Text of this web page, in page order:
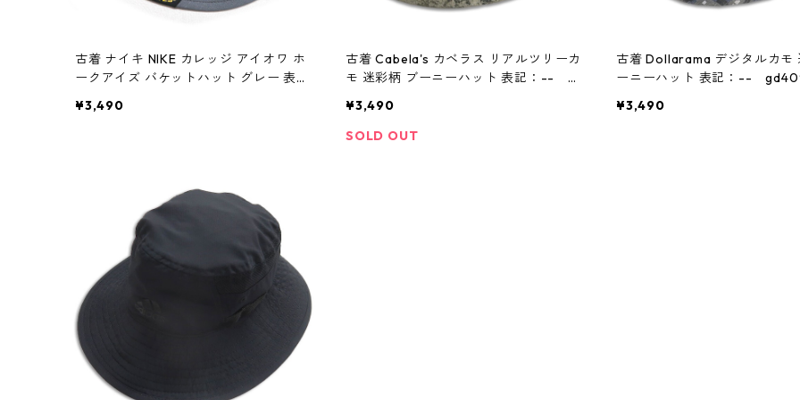
古着 ナイキ NIKE カレッジ アイオワ ホ
ークアイズ バケットハット グレー 表
¥3,490
古着 Cabela's カベラス リアルツリーカ
モ 迷彩柄 ブーニーハット 表記：-- gd
¥3,490
SOLD OUT
古着 Dollarama デジタルカモ
ーニーハット 表記：--
¥3,490